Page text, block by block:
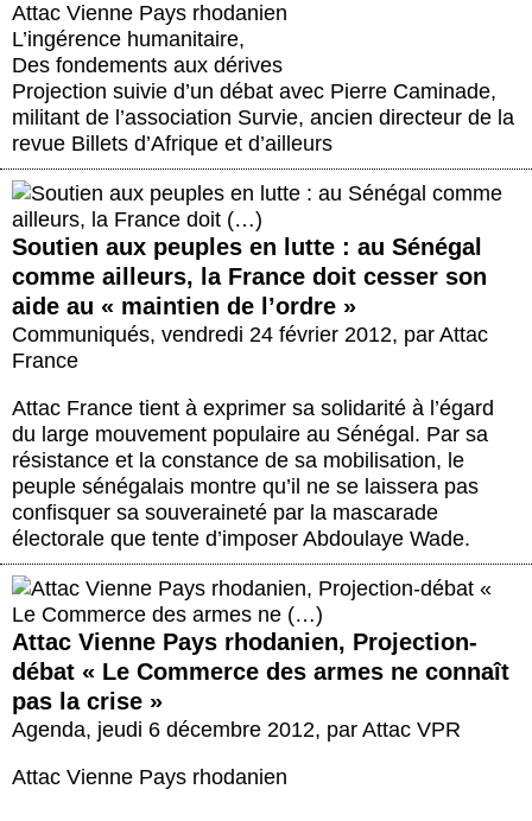
Attac Vienne Pays rhodanien
L’ingérence humanitaire,
Des fondements aux dérives
Projection suivie d’un débat avec Pierre Caminade,
militant de l’association Survie, ancien directeur de la
revue Billets d’Afrique et d’ailleurs
Soutien aux peuples en lutte : au Sénégal
comme ailleurs, la France doit cesser son
aide au « maintien de l’ordre »
Communiqués, vendredi 24 février 2012, par Attac
France
Attac France tient à exprimer sa solidarité à l’égard
du large mouvement populaire au Sénégal. Par sa
résistance et la constance de sa mobilisation, le
peuple sénégalais montre qu’il ne se laissera pas
confisquer sa souveraineté par la mascarade
électorale que tente d’imposer Abdoulaye Wade.
Attac Vienne Pays rhodanien, Projection-
débat « Le Commerce des armes ne connaît
pas la crise »
Agenda, jeudi 6 décembre 2012, par Attac VPR
Attac Vienne Pays rhodanien